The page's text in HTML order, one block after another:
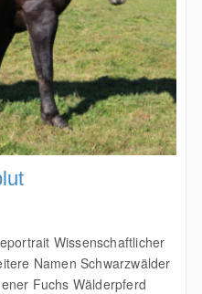
Wissenschaftlicher
Namen Schwarzwälder
Fuchs Wälderpferd